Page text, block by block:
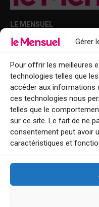
Gérer
Pour offrir les meilleures
technologies telles que
accéder aux informations
ces technologies nous
telles que le
sur ce site. Le fait de ne
consentement peut avoir
caractéristiques et
LE MENSUEL
Points de diffusion Var et
Le Mensuel en PDF :
Qui sommes-nous ?
BFM Top Sorties
EVENT
Tourisme week-end : envie de
Explorez nos bonnes adresses
Contact